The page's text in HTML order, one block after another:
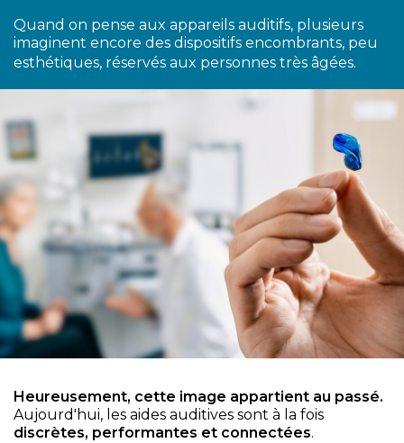
Quand on pense aux appareils auditifs, plusieurs
imaginent encore des dispositifs encombrants, peu
esthétiques, réservés aux personnes très âgées.
Heureusement, cette image appartient au passé.
Aujourd'hui, les aides auditives sont à la fois
discrètes, performantes et connectées.